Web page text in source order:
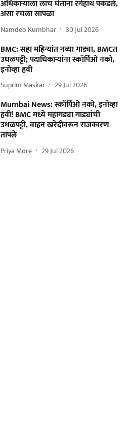
अधिकाऱ्याला लाच घेताना रंगेहाथ पकडले,
असा रचला सापळा
Namdeo Kumbhar 30 Jul 2026
BMC: सहा महिन्यांत नव्या गाड्या, BMCत
उधळपट्टी; पदाधिकाऱ्यांना स्कॉर्पिओ नको,
इनोव्हा हवी
Suprim Maskar 29 Jul 2026
Mumbai News: स्कॉर्पिओ नको, इनोव्हा
हवी! BMC मध्ये महागड्या गाड्यांची
उधळपट्टी, वाहन खरेदीवरून राजकारण
तापले
Priya More 29 Jul 2026